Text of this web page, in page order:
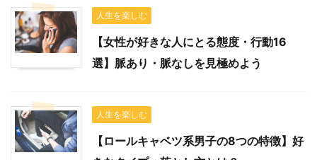
人生を楽しむ
【女性が好きな人にとる態度・行動16
選】脈あり・脈なしを見極めよう
人生を楽しむ
【ロールキャベツ系男子の8つの特徴】好